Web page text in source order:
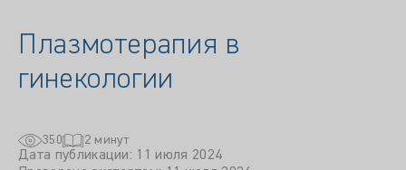
Плазмотерапия в
гинекологии
350 2 минут
Дата публикации: 11 июля 2024